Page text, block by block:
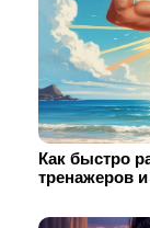
Как быстро
тренажеров